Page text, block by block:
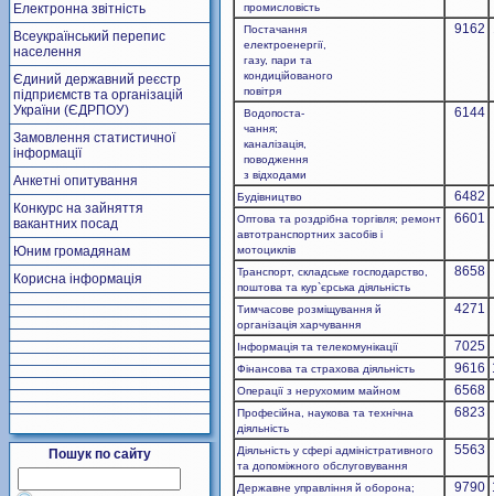
Електронна звітність
Всеукраїнський перепис
населення
Єдиний державний реєстр
підприємств та організацій
України (ЄДРПОУ)
Замовлення статистичної
інформації
Анкетні опитування
Конкурс на зайняття
вакантних посад
Юним громадянам
Корисна інформація
Пошук по сайту
промисловість
Постачання
електроенергії,
газу, пари та
кондиційованого
повітря
9162
Водопоста-
чання;
каналізація,
поводження
з відходами
6144
Будівництво 6482
Оптова та роздрібна торгівля; ремонт
автотранспортних засобів і
мотоциклів
6601
Транспорт, складське господарство,
поштова та кур`єрська діяльність
8658
Тимчасове розміщування й
організація харчування
4271
Інформація та телекомунікації 7025
Фінансова та страхова діяльність 9616
Операції з нерухомим майном 6568
Професійна, наукова та технічна
діяльність
6823
Діяльність у сфері адміністративного
та допоміжного обслуговування
5563
Державне управління й оборона;
9790